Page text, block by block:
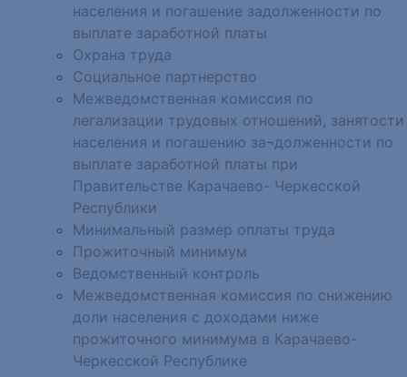
населения и погашение задолженности по
выплате заработной платы
Охрана труда
Социальное партнерство
Межведомственная комиссия по
легализации трудовых отношений, занятости
населения и погашению за¬долженности по
выплате заработной платы при
Правительстве Карачаево- Черкесской
Республики
Минимальный размер оплаты труда
Прожиточный минимум
Ведомственный контроль
Межведомственная комиссия по снижению
доли населения с доходами ниже
прожиточного минимума в Карачаево-
Черкесской Республике